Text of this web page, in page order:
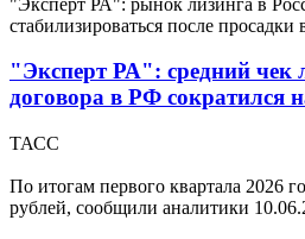
стабилизироваться после просадки
"Эксперт РА": средний чек
договора в РФ сократился
ТАСС
По итогам первого квартала 2026
рублей, сообщили аналитики